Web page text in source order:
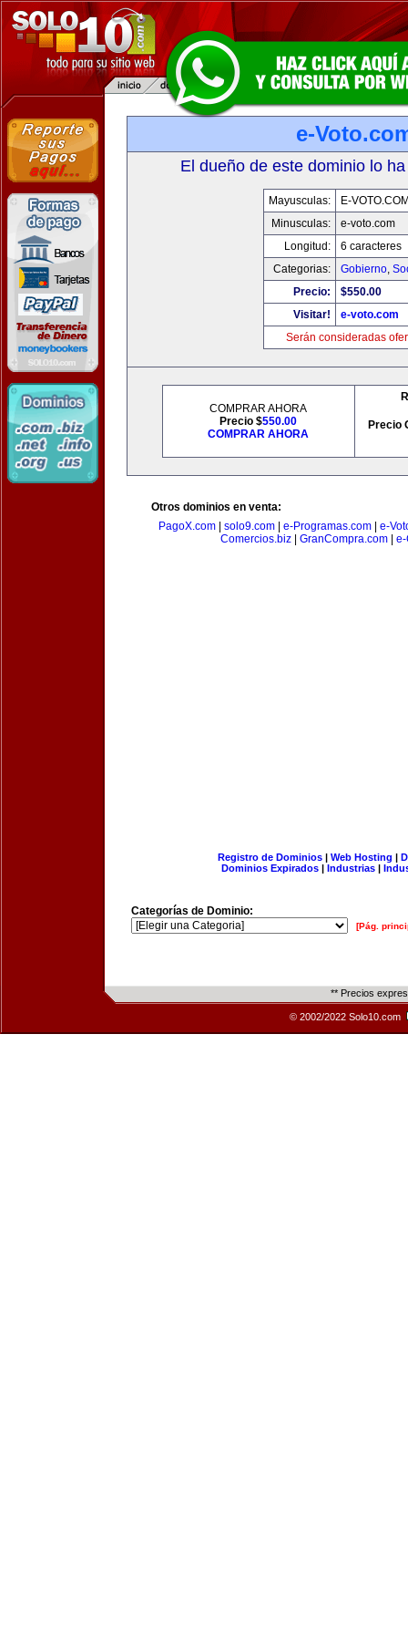
e-
El dueño de este dominio lo
Mayusculas:
E-
Minusculas:
e-voto.com
Longitud:
6 caracteres
Categorias:
Gobierno,
Precio:
$550.00
Visitar!
e-voto.com
Serán consideradas
COMPRAR AHORA
Precio $550.00
COMPRAR AHORA
Precio
Otros dominios en venta:
PagoX.com
solo9.com e-Programas.com
e-
Comercios.biz| GranCompra.com| e-
Registro de Dominios| Web Hosting |
Dominios Expirados | Industrias |
Categorías de Dominio:
[Pág.
** Precios
© 2002/2022 Solo10.com